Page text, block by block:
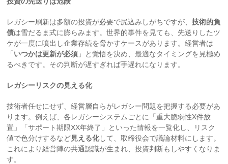
レガシー刷新は多額の投資が必要で尻込みしがちですが、技術的負
債は雪だるま式に膨らみます。世界的事件を見ても、先送りしたツ
ケが一度に噴出し企業存続を脅かすケースがあります。経営者は
「 いつかは更新が必須 」と覚悟を決め、最適なタイミングを見極め
るべきです。その判断が遅すぎれば手遅れになります。
レガシーリスクの見える化
技術者任せにせず、経営層自らがレガシー問題を把握する必要があ
ります。例えば、各レガシーシステムごとに「重大脆弱性X件放
置」「サポート期限XX年終了」といった情報を一覧化し、リスク
値で色分けするなど見える化して、取締役会で議論材料にします。
これにより経営陣の共通認識が生まれ、投資判断もしやすくなりま
す。